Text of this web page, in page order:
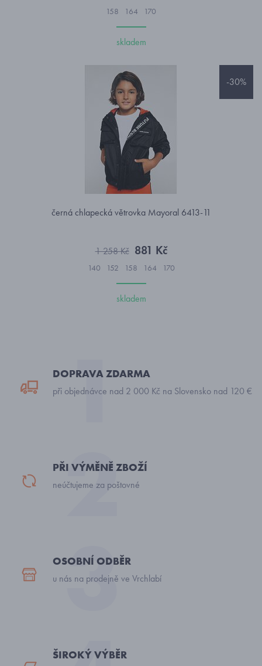
158 164 170
skladem
-30%
černá chlapecká větrovka Mayoral 6413-11
1 258 Kč 881 Kč
140 152 158 164 170
skladem
DOPRAVA ZDARMA
při objednávce nad 2 000 Kč na Slovensko nad 120 €
PŘI VÝMĚNĚ ZBOŽÍ
neúčtujeme za poštovné
OSOBNÍ ODBĚR
u nás na prodejně ve Vrchlabí
ŠIROKÝ VÝBĚR